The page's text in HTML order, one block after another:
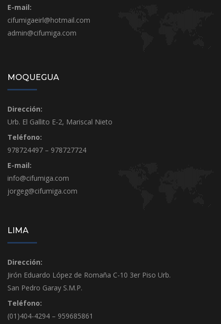
E-mail:
cifumigaeirl@hotmail.com
admin@cifumiga.com
MOQUEGUA
Dirección:
Urb. El Gallito E-2, Mariscal Nieto
Teléfono:
978724497 – 978727724
E-mail:
info@cifumiga.com
jorgeg@cifumiga.com
LIMA
Dirección:
Jirón Eduardo López de Romaña C-10 3er Piso Urb.
San Pedro Garay S.M.P.
Teléfono:
(01)404-4294 – 959685861